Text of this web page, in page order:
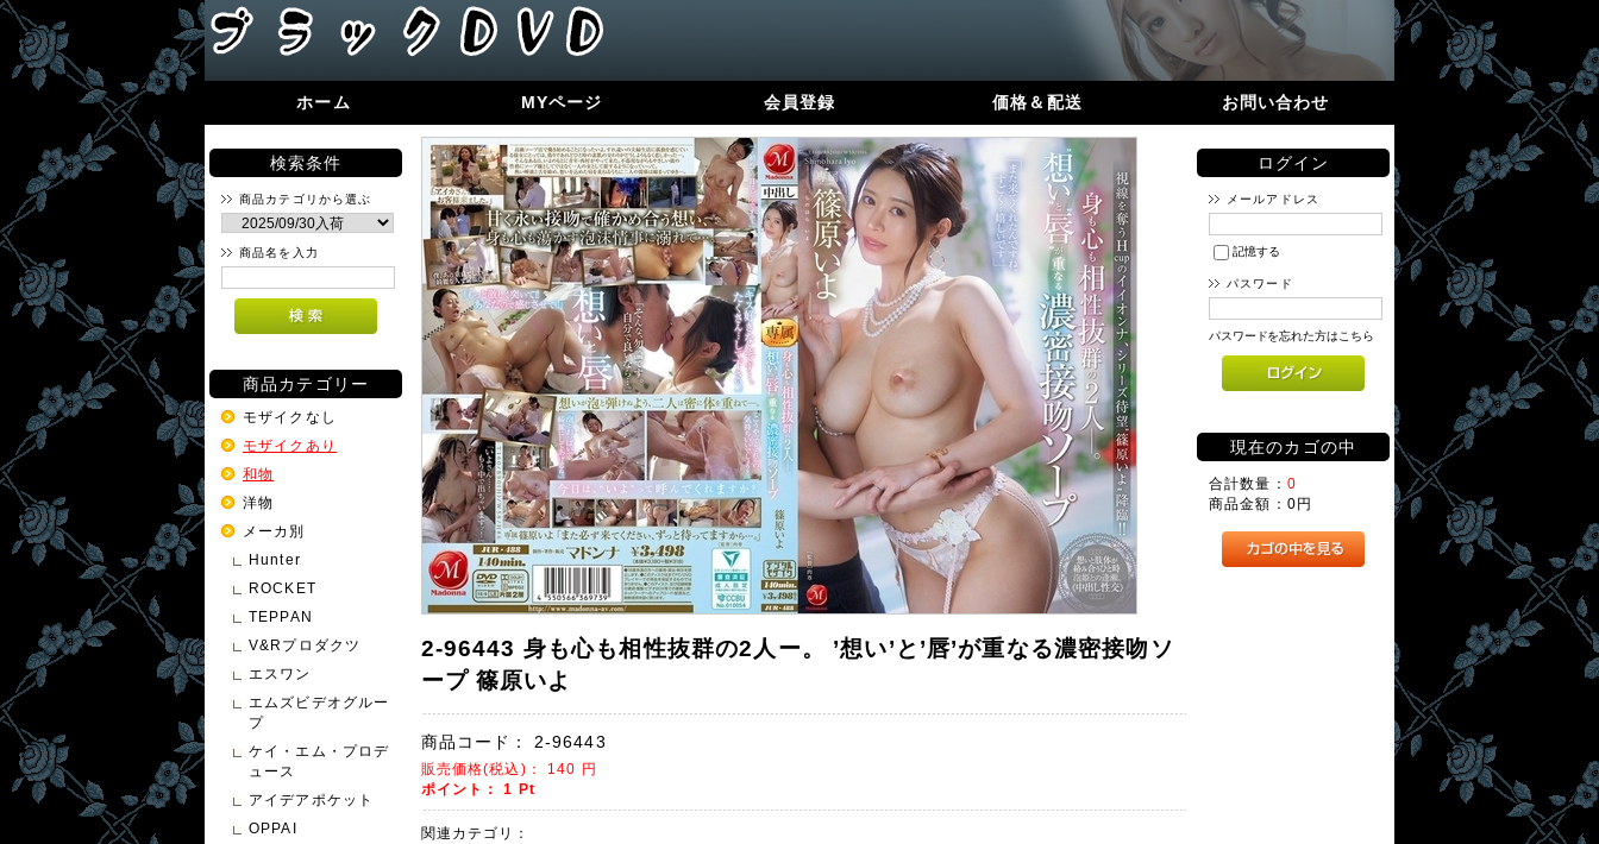
ホーム MYページ 会員登録 価格＆配送 お問い合わせ
検索条件
商品カテゴリから選ぶ
商品名を入力
商品カテゴリー
モザイクなし
モザイクあり
和物
洋物
メーカ別
Hunter
ROCKET
TEPPAN
V&Rプロダクツ
エスワン
エムズビデオグルー
プ
ケイ・エム・プロデ
ュース
アイデアポケット
OPPAI
2-96443 身も心も相性抜群の2人ー。 ’想い’と’唇’が重なる濃密接吻ソ
ープ 篠原いよ
商品コード： 2-96443
販売価格(税込)： 140 円
ポイント：1 Pt
関連カテゴリ：
ログイン
メールアドレス
記憶する
パスワード
パスワードを忘れた方はこちら
現在のカゴの中
合計数量： 0
商品金額： 0円